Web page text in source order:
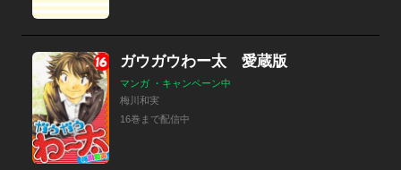
ガウガウわー太 愛蔵版
マンガ ・キャンペーン中
梅川和実
16巻まで配信中